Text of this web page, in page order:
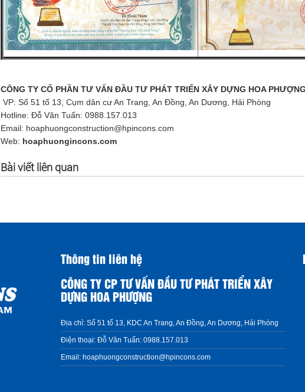
CÔNG TY CỔ PHẦN TƯ VẤN ĐẦU TƯ PHÁT TRIỂN XÂY DỰNG HOA
VP: Số 51 tổ 13, Cụm dân cư An Trang, An Đồng, An Dương, Hải Phòng
Hotline: Đỗ Văn Tuấn: 0988.157.013
Email: hoaphuongconstruction@hpincons.com
Web: hoaphuongincons.com
Bài viết liên quan
Thông tin liên hệ
CÔNG TY CP TƯ VẤN ĐẦU TƯ PHÁT TRIỂN XÂY
DỰNG HOA PHƯỢNG
Địa chỉ: Số 51 tổ 13, KDC An Trang, An Đồng, An Dương, Hải Phòng
Điện thoại: Đỗ Văn Tuấn: 0988.157.013
Email: hoaphuongconstruction@hpincons.com